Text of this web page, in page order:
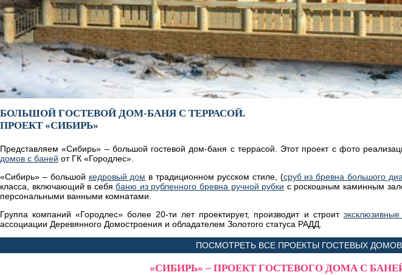
БОЛЬШОЙ ГОСТЕВОЙ ДОМ-БАНЯ С ТЕРРАСОЙ.
ПРОЕКТ «СИБИРЬ»
Представляем «Сибирь» – большой гостевой дом-баня с террасой. Этот проект с фото
домов с баней от ГК «Городлес».
«Сибирь» – большой кедровый дом в традиционном русском стиле, (сруб из бревна большого
класса, включающий в себябаню из рубленного бревна ручной рубки с роскошным каминным
персональными ванными комнатами.
Группа компаний «Городлес» более 20-ти лет проектирует, производит и строит
ассоциации Деревянного Домостроения и обладателем Золотого статуса РАДД.
ПОСМОТРЕТЬ ВСЕ ПРОЕКТЫ ГОСТЕВЫХ
«СИБИРЬ» – ПРОЕКТ ГОСТЕВОГО ДОМА С